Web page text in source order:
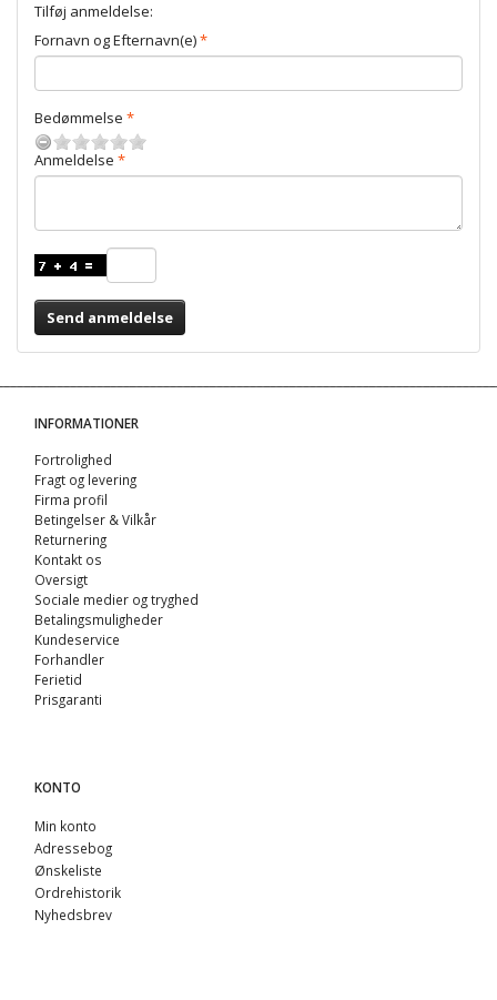
Tilføj anmeldelse:
Fornavn og Efternavn(e)
Bedømmelse
Anmeldelse
Send anmeldelse
INFORMATIONER
Fortrolighed
Fragt og levering
Firma profil
Betingelser & Vilkår
Returnering
Kontakt os
Oversigt
Sociale medier og tryghed
Betalingsmuligheder
Kundeservice
Forhandler
Ferietid
Prisgaranti
KONTO
Min konto
Adressebog
Ønskeliste
Ordrehistorik
Nyhedsbrev